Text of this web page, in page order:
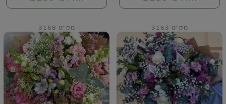
מק"ט 3163 מק"ט 3168